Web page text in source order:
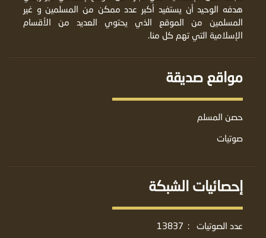
هدفه الوحيد أن يستفيد أكبر عدد ممكن من المسلمين و غير
المسلمين من الموقع الذي يحتوي العديد من الأقسام
الإسلامية التي تهم كل منا.
مواقع صديقة
حصن المسلم
صوتيات
إحصائيات الشبكة
عدد الصوتيات :
13837